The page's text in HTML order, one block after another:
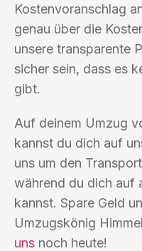
Kostenvoranschlag
genau über die
unsere transparente
sicher sein, dass es
gibt.
Auf deinem Umzug
kannst du dich auf
uns um den
während du dich auf
kannst. Spare Geld
Umzugskönig
uns noch heute!